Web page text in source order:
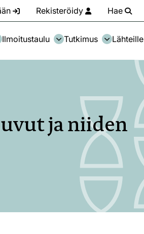
Rekisteröidy Hae
Ilmoitustaulu Tutkimus Lähteille
ja niiden